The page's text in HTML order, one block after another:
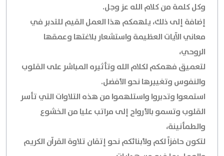
وكل كلمة من كلام الله عز وجل.
إضافة إلى ذلك، يلهمكم هذا العمل القيم للتدبر في
معاني الآيات العظيمة واستشعار بلاغتها وعمقها
الروحي،
لتعميق فهمكم لكلام الله وتأثيره المباشر على القلوب
والنفوس وتغييرها نحو الأفضل.
استمعوا وتدبروا واستلهموا من هذه التلاوات التي تأسر
القلوب وتسمو بالأرواح إلى مراتب عليا من الخشوع
والطمأنينة،
لتكون حافزاً لكم ولأبنائكم نحو إتقان تلاوة القرآن الكريم